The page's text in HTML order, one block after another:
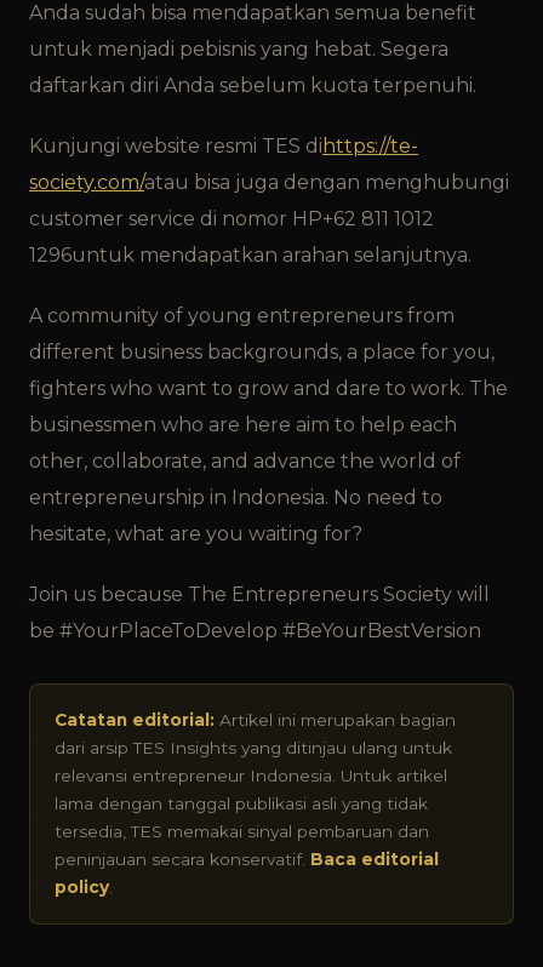
Anda sudah bisa mendapatkan semua benefit
untuk menjadi pebisnis yang hebat. Segera
daftarkan diri Anda sebelum kuota terpenuhi.
Kunjungi website resmi TES di https://te-
society.com/atau bisa juga dengan menghubungi
customer service di nomor HP+62 811 1012
1296untuk mendapatkan arahan selanjutnya.
A community of young entrepreneurs from
different business backgrounds, a place for you,
fighters who want to grow and dare to work. The
businessmen who are here aim to help each
other, collaborate, and advance the world of
entrepreneurship in Indonesia. No need to
hesitate, what are you waiting for?
Join us because The Entrepreneurs Society will
be #YourPlaceToDevelop #BeYourBestVersion
Catatan editorial: Artikel ini merupakan bagian
dari arsip TES Insights yang ditinjau ulang untuk
relevansi entrepreneur Indonesia. Untuk artikel
lama dengan tanggal publikasi asli yang tidak
tersedia, TES memakai sinyal pembaruan dan
peninjauan secara konservatif. Baca editorial
policy.